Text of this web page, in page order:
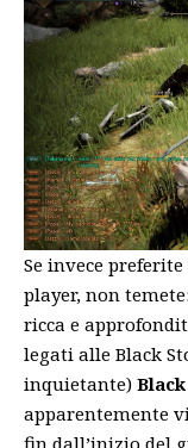
Se invece
player, non temete:
ricca e
legati alle Black
inquietante)
apparentemente
fin dall’inizio del